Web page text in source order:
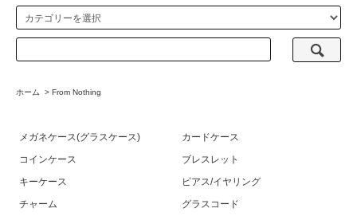
ホーム > From Nothing
メガネケース(グラスケース)
カードケース
コインケース
ブレスレット
キーケース
ピアス/イヤリング
チャーム
グラスコード